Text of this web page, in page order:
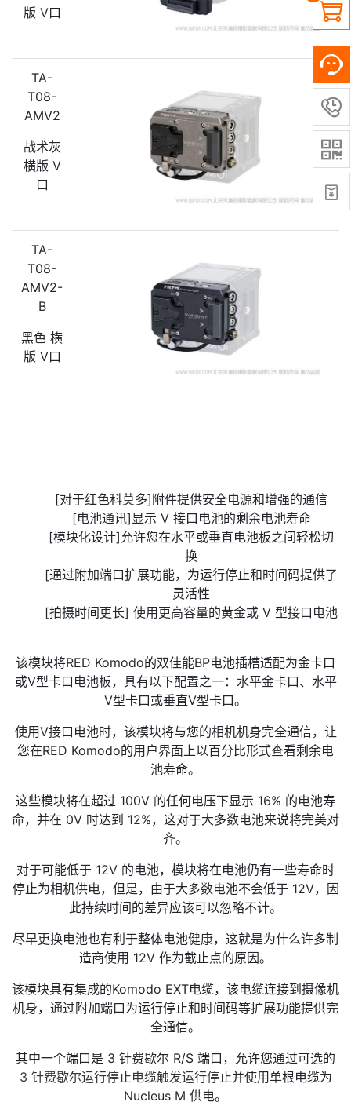




版 V口
TA-
T08-
AMV2
战术灰
横版 V
口
TA-
T08-
AMV2-
B
黑色 横
版 V口
[对于红色科莫多]附件提供安全电源和增强的通信
[电池通讯]显示 V 接口电池的剩余电池寿命
[模块化设计]允许您在水平或垂直电池板之间轻松切
换
[通过附加端口扩展功能，为运行停止和时间码提供了
灵活性
[拍摄时间更长] 使用更高容量的黄金或 V 型接口电池
该模块将RED Komodo的双佳能BP电池插槽适配为金卡口
或V型卡口电池板，具有以下配置之一：水平金卡口、水平
V型卡口或垂直V型卡口。
使用V接口电池时，该模块将与您的相机机身完全通信，让
您在RED Komodo的用户界面上以百分比形式查看剩余电
池寿命。
这些模块将在超过 100V 的任何电压下显示 16% 的电池寿
命，并在 0V 时达到 12%，这对于大多数电池来说将完美对
齐。
对于可能低于 12V 的电池，模块将在电池仍有一些寿命时
停止为相机供电，但是，由于大多数电池不会低于 12V，因
此持续时间的差异应该可以忽略不计。
尽早更换电池也有利于整体电池健康，这就是为什么许多制
造商使用 12V 作为截止点的原因。
该模块具有集成的Komodo EXT电缆，该电缆连接到摄像机
机身，通过附加端口为运行停止和时间码等扩展功能提供完
全通信。
其中一个端口是 3 针费歇尔 R/S 端口，允许您通过可选的
3 针费歇尔运行停止电缆触发运行停止并使用单根电缆为
Nucleus M 供电。